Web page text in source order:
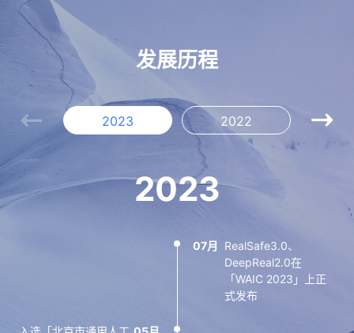
发展历程
2023 2022
2023
07月
RealSafe3.0、
DeepReal2.0在
「WAIC 2023」上正
式发布
获批设立博士后科研工
作站
安全大赛（AISC
连续两年获得“中国人
工智能·多媒体信息识
别技术大赛”最高A级证
发布业内首个“编译级”
隐私保护机器学习平台
RealSecure
10月
与清华大学联合战队获
获得国家高新技术企业
认定
平台DeepReal
瑞莱智慧RealAI成立